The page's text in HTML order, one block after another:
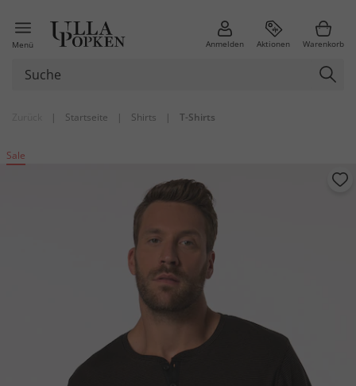
Menü Anmelden Aktionen Warenkorb
| Startseite | Shirts | T-Shirts
Sale